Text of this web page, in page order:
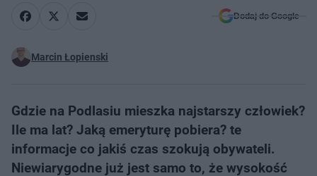
Dodaj do Google
Marcin Łopienski
Gdzie na Podlasiu mieszka najstarszy człowiek?
Ile ma lat? Jaką emeryturę pobiera? te
informacje co jakiś czas szokują obywateli.
Niewiarygodne już jest samo to, że wysokość